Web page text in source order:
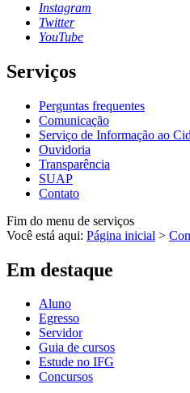
Instagram
Twitter
YouTube
Serviços
Perguntas frequentes
Comunicação
Serviço de Informação ao
Ouvidoria
Transparência
SUAP
Contato
Fim do menu de serviços
Você está aqui: Página inicial >
Em destaque
Aluno
Egresso
Servidor
Guia de cursos
Estude no IFG
Concursos